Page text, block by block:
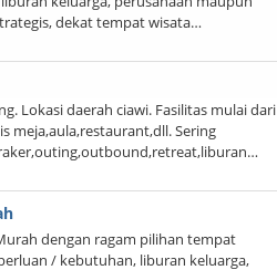
dekat tempat wisata…
Lokasi daerah ciawi. Fasilitas mulai dari
meja,aula,restaurant,dll. Sering
dengan ragam pilihan tempat
/ kebutuhan, liburan keluarga,